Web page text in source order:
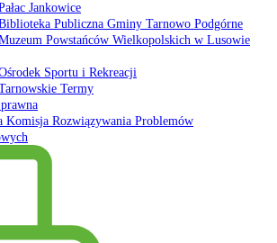
Jankowice
Publiczna Gminy Tarnowo Podgórne
Powstańców Wielkopolskich w Lusowie
Sportu i Rekreacji
Termy
Komisja Rozwiązywania Problemów